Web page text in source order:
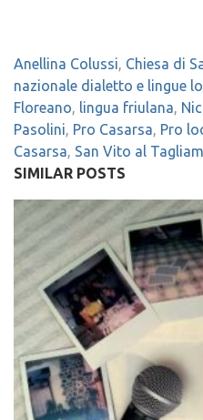
Anellina Colussi, Chiesa di
nazionale dialetto e lingue
Floreano, lingua friulana,
Pasolini, Pro Casarsa, Pro
Casarsa, San Vito al
SIMILAR POSTS